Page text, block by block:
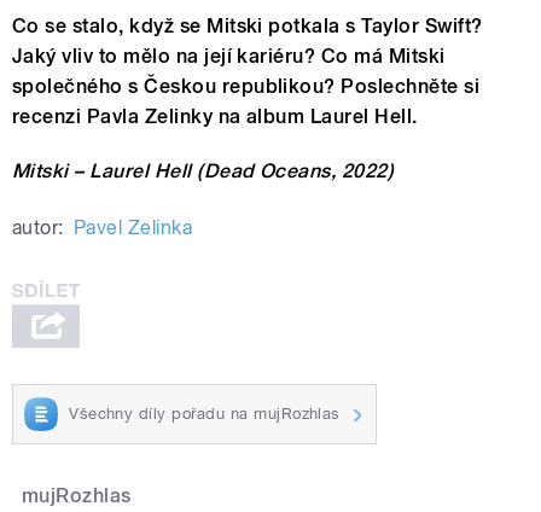
Co se stalo, když se Mitski potkala s Taylor Swift?
Jaký vliv to mělo na její kariéru? Co má Mitski
společného s Českou republikou? Poslechněte si
recenzi Pavla Zelinky na album Laurel Hell.
Mitski – Laurel Hell (Dead Oceans, 2022)
autor: Pavel Zelinka
Všechny díly pořadu na mujRozhlas
mujRozhlas